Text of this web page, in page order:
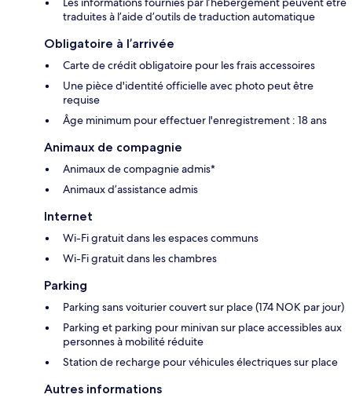
traduites à l’aide d’outils de traduction automatique
Obligatoire à l’arrivée
Carte de crédit obligatoire pour les frais accessoires
Une pièce d'identité officielle avec photo peut être
requise
Âge minimum pour effectuer l'enregistrement : 18 ans
Animaux de compagnie
Animaux de compagnie admis*
Animaux d’assistance admis
Internet
Wi-Fi gratuit dans les espaces communs
Wi-Fi gratuit dans les chambres
Parking
Parking sans voiturier couvert sur place (174 NOK par jour)
Parking et parking pour minivan sur place accessibles aux
personnes à mobilité réduite
Station de recharge pour véhicules électriques sur place
Autres informations